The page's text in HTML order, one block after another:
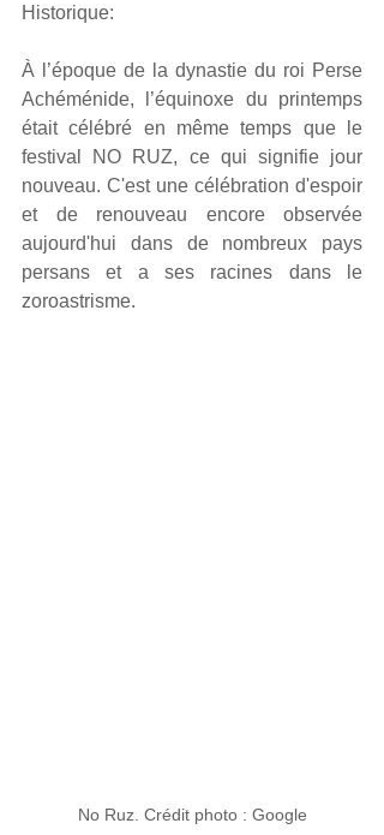
Historique:
À l’époque de la dynastie du roi Perse
Achéménide, l’équinoxe du printemps
était célébré en même temps que le
festival NO RUZ, ce qui signifie jour
nouveau. C'est une célébration d'espoir
et de renouveau encore observée
aujourd'hui dans de nombreux pays
persans et a ses racines dans le
zoroastrisme.
No Ruz. Crédit photo : Google